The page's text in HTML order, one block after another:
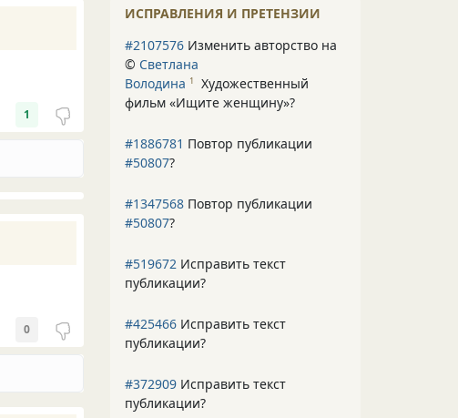
1
0
ИСПРАВЛЕНИЯ И ПРЕТЕНЗИИ
#2107576 Изменить авторство на
© Светлана
Володина 1
Художественный
фильм «Ищите женщину»?
#1886781 Повтор публикации
#50807?
#1347568 Повтор публикации
#50807?
#519672 Исправить текст
публикации?
#425466 Исправить текст
публикации?
#372909 Исправить текст
публикации?